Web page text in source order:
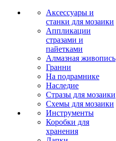
Аксессуары и
станки для мозаики
Аппликации
стразами и
пайетками
Алмазная живопись
Гранни
На подрамнике
Наследие
Стразы для мозаики
Схемы для мозаики
Инструменты
Коробки для
хранения